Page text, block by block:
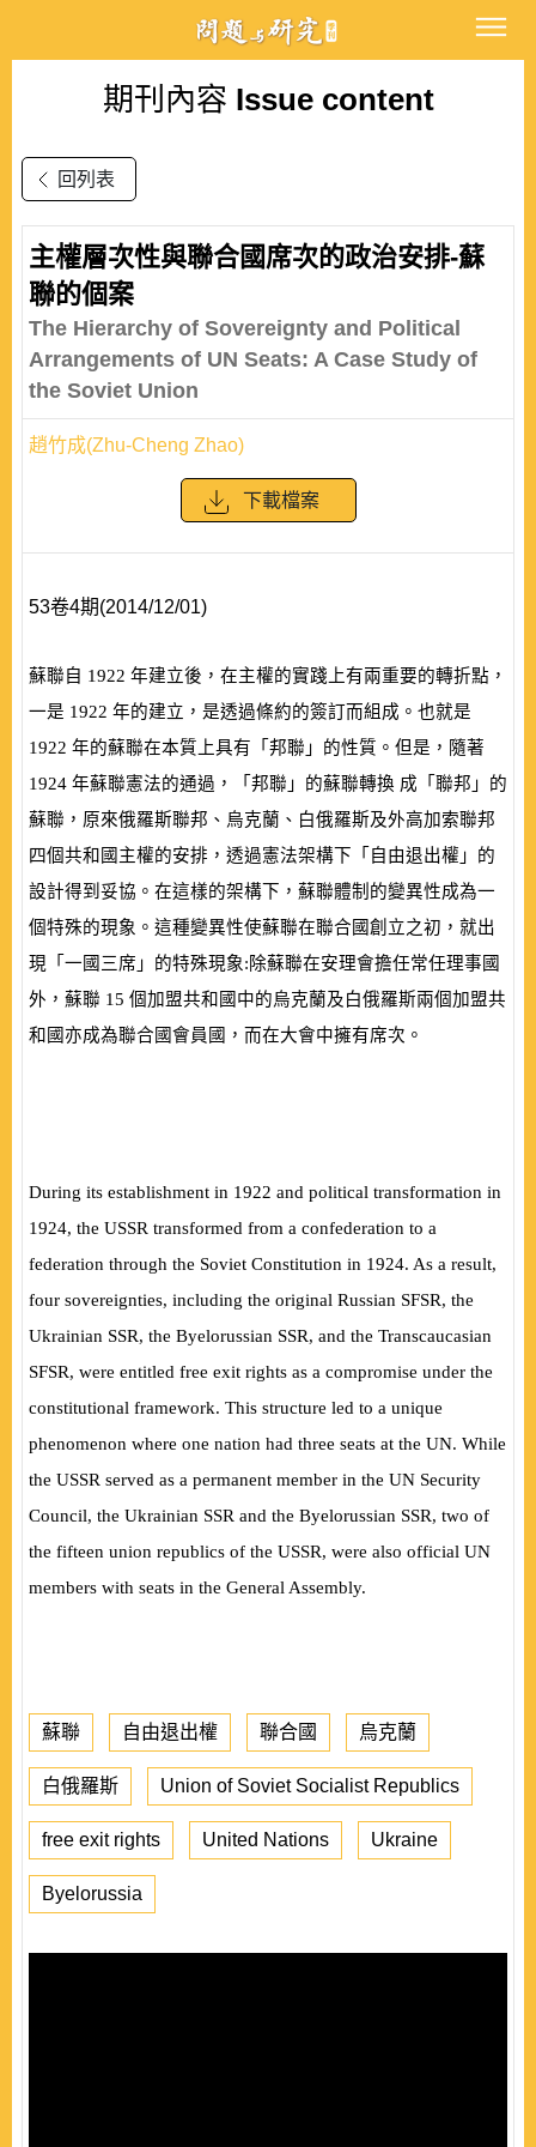
期刊內容 Issue content
回列表
主權層次性與聯合國席次的政治安排-蘇
聯的個案
The Hierarchy of Sovereignty and Political
Arrangements of UN Seats: A Case Study of
the Soviet Union
趙竹成(Zhu-Cheng Zhao)
下載檔案
53卷4期(2014/12/01)
蘇聯自 1922 年建立後，在主權的實踐上有兩重要的轉折點，
一是 1922 年的建立，是透過條約的簽訂而組成。也就是
1922 年的蘇聯在本質上具有「邦聯」的性質。但是，隨著
1924 年蘇聯憲法的通過，「邦聯」的蘇聯轉換 成「聯邦」的
蘇聯，原來俄羅斯聯邦、烏克蘭、白俄羅斯及外高加索聯邦
四個共和國主權的安排，透過憲法架構下「自由退出權」的
設計得到妥協。在這樣的架構下，蘇聯體制的變異性成為一
個特殊的現象。這種變異性使蘇聯在聯合國創立之初，就出
現「一國三席」的特殊現象:除蘇聯在安理會擔任常任理事國
外，蘇聯 15 個加盟共和國中的烏克蘭及白俄羅斯兩個加盟共
和國亦成為聯合國會員國，而在大會中擁有席次。
During its establishment in 1922 and political transformation in
1924, the USSR transformed from a confederation to a
federation through the Soviet Constitution in 1924. As a result,
four sovereignties, including the original Russian SFSR, the
Ukrainian SSR, the Byelorussian SSR, and the Transcaucasian
SFSR, were entitled free exit rights as a compromise under the
constitutional framework. This structure led to a unique
phenomenon where one nation had three seats at the UN. While
the USSR served as a permanent member in the UN Security
Council, the Ukrainian SSR and the Byelorussian SSR, two of
the fifteen union republics of the USSR, were also official UN
members with seats in the General Assembly.
蘇聯 自由退出權 聯合國 烏克蘭
白俄羅斯 Union of Soviet Socialist Republics
free exit rights United Nations Ukraine
Byelorussia